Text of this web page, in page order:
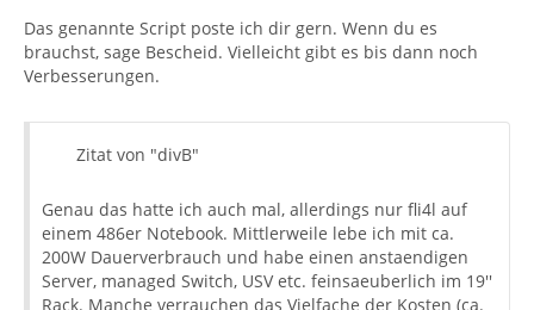
Das genannte Script poste ich dir gern. Wenn du es
brauchst, sage Bescheid. Vielleicht gibt es bis dann noch
Verbesserungen.
Zitat von "divB"
Genau das hatte ich auch mal, allerdings nur fli4l auf
einem 486er Notebook. Mittlerweile lebe ich mit ca.
200W Dauerverbrauch und habe einen anstaendigen
Server, managed Switch, USV etc. feinsaeuberlich im 19''
Rack. Manche verrauchen das Vielfache der Kosten (ca.